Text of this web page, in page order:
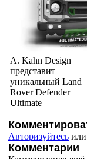
A. Kahn Design
представит
уникальный Land
Rover Defender
Ultimate
Авторизуйтесь или
Комментарии